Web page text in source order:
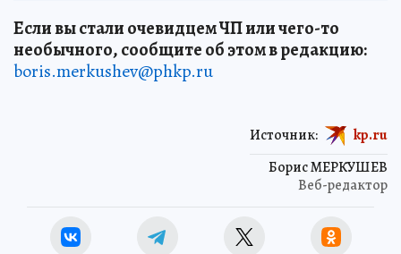
Если вы стали очевидцем ЧП или чего-то
необычного, сообщите об этом в редакцию:
boris.merkushev@phkp.ru
Борис МЕРКУШЕВ
Веб-редактор
Источник: kp.ru